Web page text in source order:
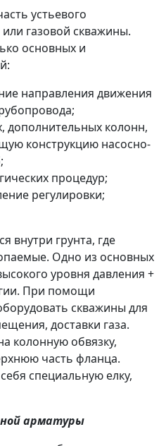
устьевого
газовой скважины.
основных и
направления движения
дополнительных колонн,
конструкцию насосно-
процедур;
регулировки;
внутри грунта, где
Одно из основных
уровня давления +
При помощи
скважины для
доставки газа.
колонную обвязку,
часть фланца.
специальную елку,
арматуры